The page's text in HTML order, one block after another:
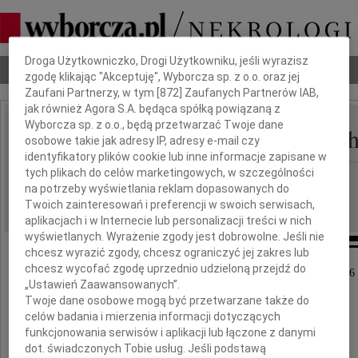
Nekrologi Odeszli Poradnik pogrzebowy
IMIĘ I NAZWISKO: Jadwiga Małgorzata
REGION: Gdańsk
DATA EMISJI: 24.04.2020
W dniu 15 kwietnia 2020 roku zmarła w wieku 76
nasza najwspanialsza Żona, Matka i Babcia
Dbamy o Twoją prywatność
Droga Użytkowniczko, Drogi Użytkowniku, jeśli wyrazisz
zgodę klikając "Akceptuję", Wyborcza sp. z o.o. oraz jej
Zaufani Partnerzy, w tym [872 ] Zaufanych Partnerów IAB,
jak również Agora S.A. będąca spółką powiązaną z
Wyborcza sp. z o.o., będą przetwarzać Twoje dane
osobowe takie jak adresy IP, adresy e-mail czy
identyfikatory plików cookie lub inne informacje zapisane w
tych plikach do celów marketingowych, w szczególności
na potrzeby wyświetlania reklam dopasowanych do
Twoich zainteresowań i preferencji w swoich serwisach,
aplikacjach i w Internecie lub personalizacji treści w nich
wyświetlanych. Wyrażenie zgody jest dobrowolne. Jeśli nie
chcesz wyrazić zgody, chcesz ograniczyć jej zakres lub
chcesz wycofać zgodę uprzednio udzieloną przejdź do
„Ustawień Zaawansowanych”.
Twoje dane osobowe mogą być przetwarzane także do
celów badania i mierzenia informacji dotyczących
funkcjonowania serwisów i aplikacji lub łączone z danymi
dot. świadczonych Tobie usług. Jeśli podstawą